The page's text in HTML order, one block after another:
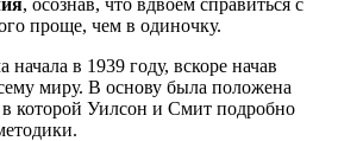
проще, чем в одиночку.
начала в 1939 году, вскоре начав
миру. В основу была положена
которой Уилсон и Смит подробно